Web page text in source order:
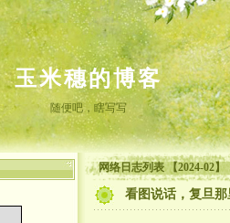
玉米穗的博客
随便吧，瞎写写
网络日志列表 【2024-02】
看图说话，复旦